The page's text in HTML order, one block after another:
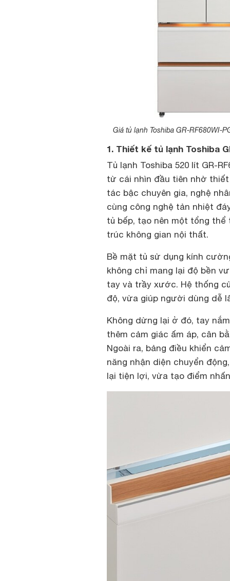
Giá tủ lạnh Toshiba GR-RF680WI-
1. Thiết kế tủ lạnh Toshiba
Tủ lạnh Toshiba 520 lít GR-
từ cái nhìn đầu tiên nhờ
tác bậc chuyên gia, nghệ
cùng công nghệ tản nhiệt
tủ bếp, tạo nên một tổng thể
trúc không gian nội thất.
Bề mặt tủ sử dụng kính
không chỉ mang lại độ bền
tay và trầy xước. Hệ thống
độ, vừa giúp người dùng dễ
Không dừng lại ở đó, tay
thêm cảm giác ấm áp, cân
Ngoài ra, bảng điều khiển
năng nhận diện chuyển
lại tiện lợi, vừa tạo điểm